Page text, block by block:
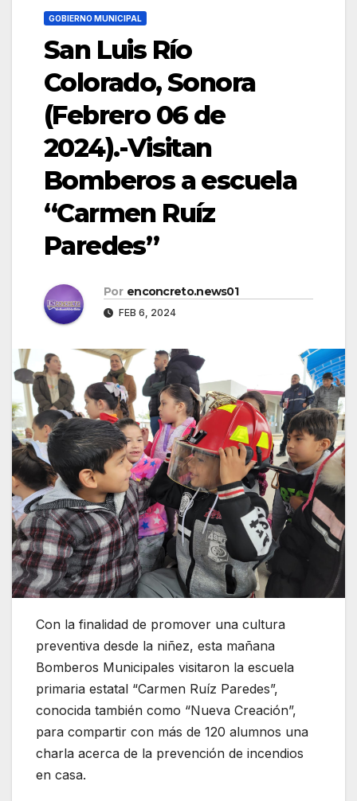
GOBIERNO MUNICIPAL
San Luis Río
Colorado, Sonora
(Febrero 06 de
2024).-Visitan
Bomberos a escuela
“Carmen Ruíz
Paredes”
Por enconcreto.news01
FEB 6, 2024
Con la finalidad de promover una cultura
preventiva desde la niñez, esta mañana
Bomberos Municipales visitaron la escuela
primaria estatal “Carmen Ruíz Paredes”,
conocida también como “Nueva Creación”,
para compartir con más de 120 alumnos una
charla acerca de la prevención de incendios
en casa.